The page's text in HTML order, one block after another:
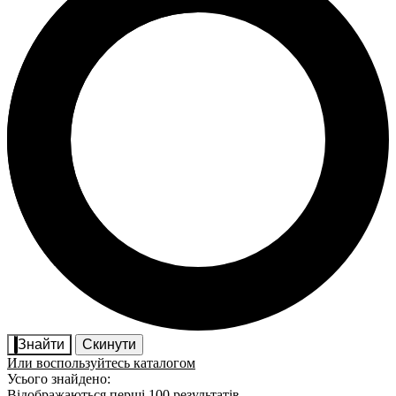
Знайти
Скинути
Или воспользуйтесь каталогом
Усього знайдено: